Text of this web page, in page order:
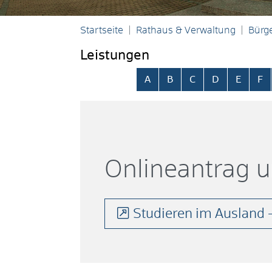
Startseite Rathaus & Verwaltung
Leistungen
Alphabetisches Register
A B C D E F
Onlineantrag
Studieren im Ausland